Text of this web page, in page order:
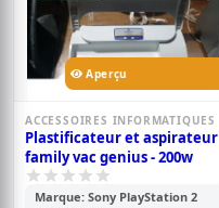
Aperçu
ACCESSOIRES INFORMATIQUES
Plastificateur et aspirateur
family vac genius - 200w
Marque: Sony PlayStation 2